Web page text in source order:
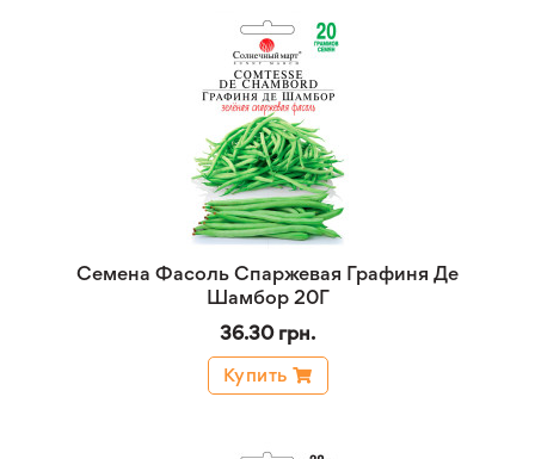
Семена Фасоль Спаржевая Графиня Де
Шамбор 20Г
36.30 грн.
Купить